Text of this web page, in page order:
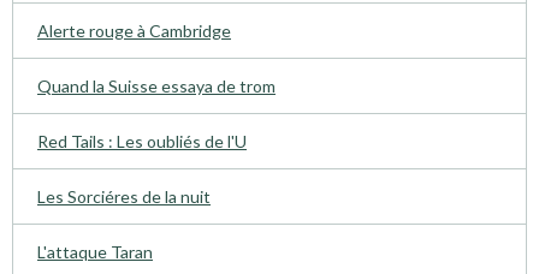
Alerte rouge à Cambridge
Quand la Suisse essaya de trom
Red Tails : Les oubliés de l'U
Les Sorciéres de la nuit
L'attaque Taran